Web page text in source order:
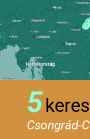
5
Csongrád-